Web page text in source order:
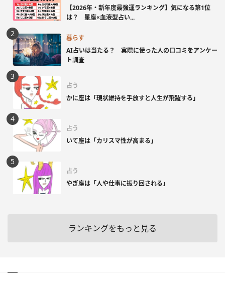
【2026年・新年度最強運ランキング】気になる第1位
は？ 星座×血液型占い...
暮らす
AI占いは当たる？ 実際に使った人の口コミをアンケー
ト調査
占う
かに座は「現状維持を手放すと人生が飛躍する」
占う
いて座は「カリスマ性が高まる」
占う
やぎ座は「人や仕事に振り回される」
ランキングをもっと見る